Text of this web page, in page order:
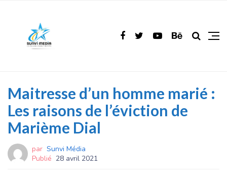
Maitresse d’un homme marié :
Les raisons de l’éviction de
Marième Dial
par Sunvi Média
Publié 28 avril 2021